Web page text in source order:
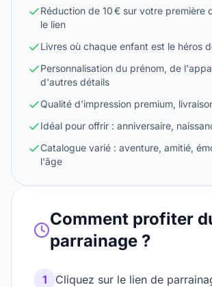
Comment profiter
parrainage ?
1
Cliquez sur le lien de
Réduction de 10 € sur votre première
le lien
Livres où chaque enfant est le héros
Personnalisation du prénom, de
d'autres détails
Qualité d'impression premium,
Idéal pour offrir : anniversaire,
Catalogue varié : aventure, amitié,
l'âge